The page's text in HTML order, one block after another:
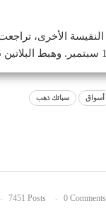
أسواق سبائك ذهب
7451 Posts 0 Comments